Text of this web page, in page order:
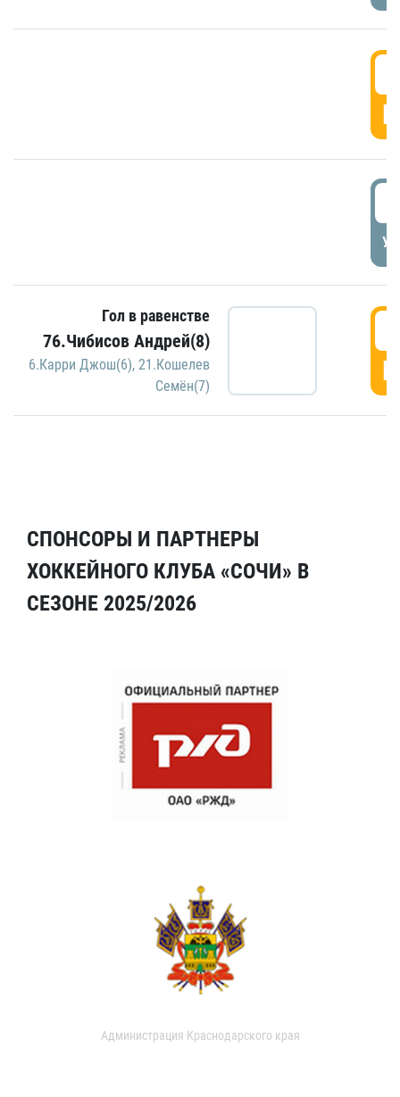
Гол в равенстве
76.Чибисов Андрей(8)
6.Карри Джош(6), 21.Кошелев
Семён(7)
СПОНСОРЫ И ПАРТНЕРЫ
ХОККЕЙНОГО КЛУБА «СОЧИ» В
СЕЗОНЕ 2025/2026
Администрация Краснодарского края